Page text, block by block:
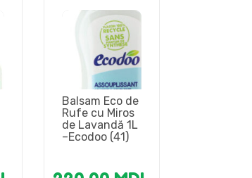
Balsam Eco de
Rufe cu Miros
de Lavandă 1L
–Ecodoo (41)